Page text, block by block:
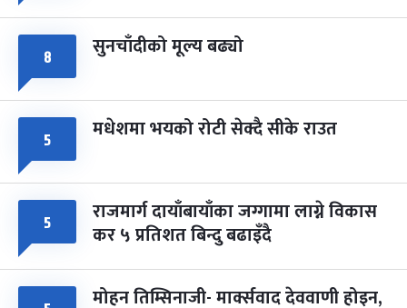
८ सुनचाँदीको मूल्य बढ्यो
५ मधेशमा भयको रोटी सेक्दै सीके राउत
५ राजमार्ग दायाँबायाँका जग्गामा लाग्ने विकास
कर ५ प्रतिशत बिन्दु बढाइँदै
मोहन तिम्सिनाजी- मार्क्सवाद देववाणी होइन,